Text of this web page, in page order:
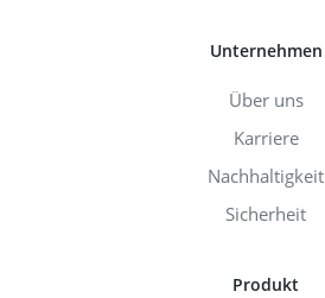
Unternehmen
Über uns
Karriere
Nachhaltigkeit
Sicherheit
Produkt